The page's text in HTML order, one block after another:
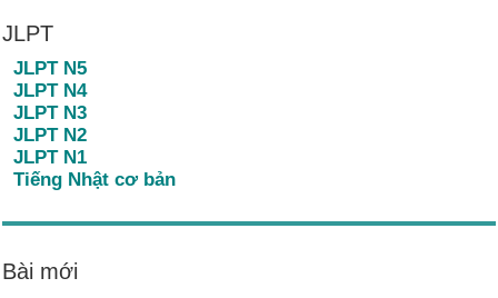
JLPT
JLPT N5
JLPT N4
JLPT N3
JLPT N2
JLPT N1
Tiếng Nhật cơ bản
Bài mới